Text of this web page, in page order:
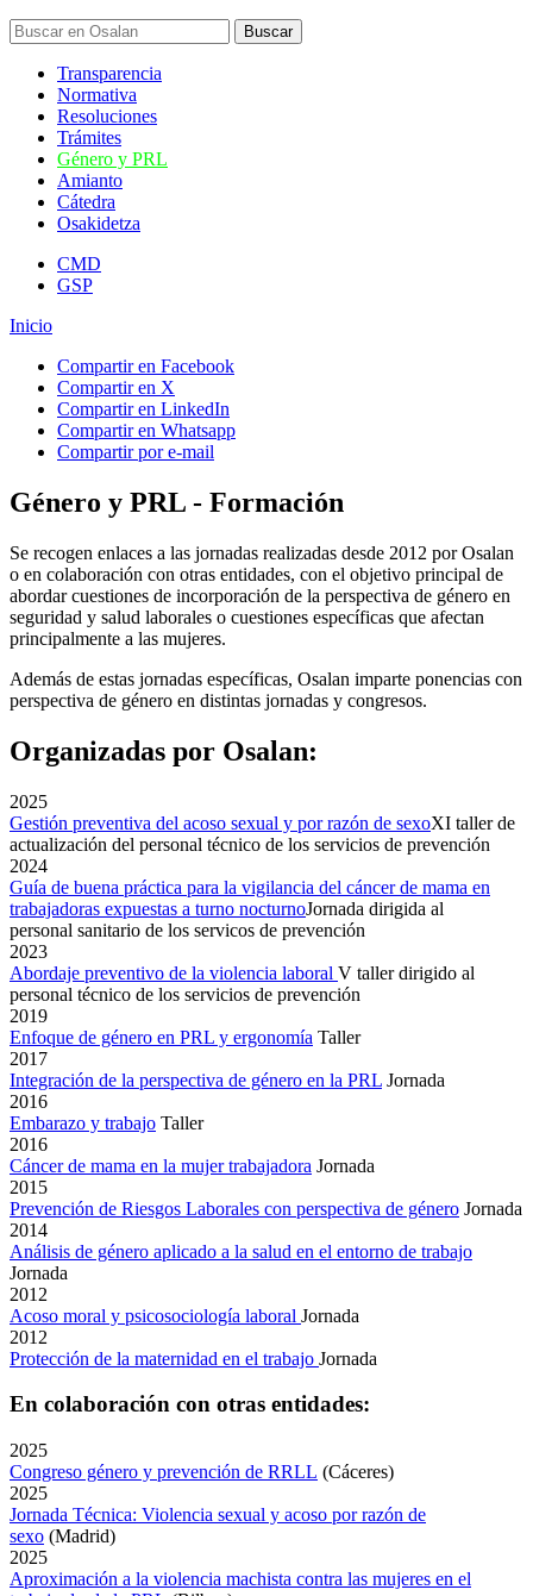
Transparencia
Normativa
Resoluciones
Trámites
Género y PRL
Amianto
Cátedra
Osakidetza
CMD
GSP
Inicio
Compartir en Facebook
Compartir en X
Compartir en LinkedIn
Compartir en Whatsapp
Compartir por e-mail
Género y PRL - Formación
Se recogen enlaces a las jornadas realizadas desde 2012 por Osalan
o en colaboración con otras entidades, con el objetivo principal de
abordar cuestiones de incorporación de la perspectiva de género en
seguridad y salud laborales o cuestiones específicas que afectan
principalmente a las mujeres.
Además de estas jornadas específicas, Osalan imparte ponencias con
perspectiva de género en distintas jornadas y congresos.
Organizadas por Osalan:
2025
Gestión preventiva del acoso sexual y por razón de sexoXI taller de
actualización del personal técnico de los servicios de prevención
2024
Guía de buena práctica para la vigilancia del cáncer de mama en
trabajadoras expuestas a turno nocturnoJornada dirigida al
personal sanitario de los servicos de prevención
2023
Abordaje preventivo de la violencia laboral V taller dirigido al
personal técnico de los servicios de prevención
2019
Enfoque de género en PRL y ergonomía Taller
2017
Integración de la perspectiva de género en la PRL Jornada
2016
Embarazo y trabajo Taller
2016
Cáncer de mama en la mujer trabajadora Jornada
2015
Prevención de Riesgos Laborales con perspectiva de género Jornada
2014
Análisis de género aplicado a la salud en el entorno de trabajo
Jornada
2012
Acoso moral y psicosociología laboral Jornada
2012
Protección de la maternidad en el trabajo Jornada
En colaboración con otras entidades:
2025
Congreso género y prevención de RRLL (Cáceres)
2025
Jornada Técnica: Violencia sexual y acoso por razón de
sexo (Madrid)
2025
Aproximación a la violencia machista contra las mujeres en el